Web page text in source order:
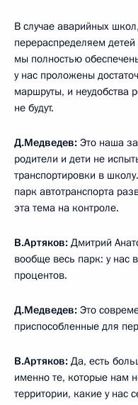
В случае аварийных
перераспределяем
мы полностью
у нас проложены
маршруты, и неудобства
не будут.
Д.Медведев: Это наша
родители и дети не
транспортировки в
парк автотранспорта
эта тема на контроле.
В.Артяков: Дмитрий
вообще весь парк: у нас
процентов.
Д.Медведев: Это
приспособленные для
В.Артяков: Да, есть
именно те, которые нам
территории, какие у нас